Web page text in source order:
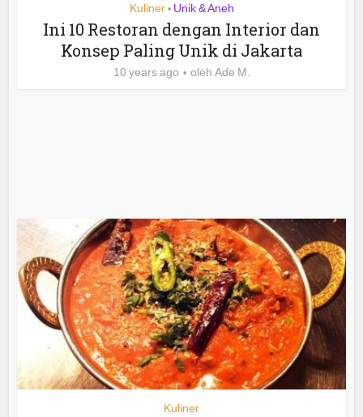
Kuliner • Unik & Aneh
Ini 10 Restoran dengan Interior dan
Konsep Paling Unik di Jakarta
10 years ago oleh Ade M.
Kuliner